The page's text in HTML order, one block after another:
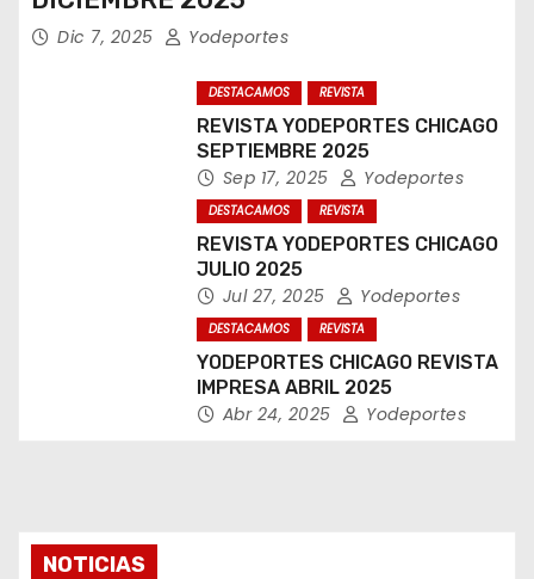
Dic 7, 2025 Yodeportes
DESTACAMOS REVISTA
REVISTA YODEPORTES CHICAGO
SEPTIEMBRE 2025
Sep 17, 2025 Yodeportes
DESTACAMOS REVISTA
REVISTA YODEPORTES CHICAGO
JULIO 2025
Jul 27, 2025 Yodeportes
DESTACAMOS REVISTA
YODEPORTES CHICAGO REVISTA
IMPRESA ABRIL 2025
Abr 24, 2025 Yodeportes
NOTICIAS